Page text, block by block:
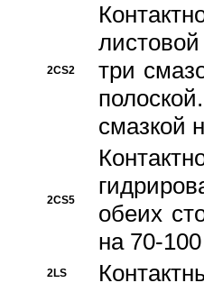
2CS2
три
смазкой
2CS5
обеих
на 70-
2LS